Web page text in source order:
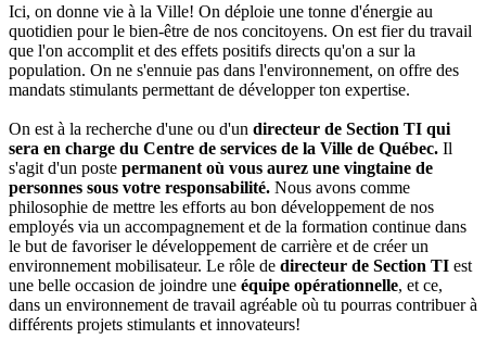
Ici, on donne vie à la Ville! On déploie une tonne d'énergie au
quotidien pour le bien-être de nos concitoyens. On est fier du travail
que l'on accomplit et des effets positifs directs qu'on a sur la
population. On ne s'ennuie pas dans l'environnement, on offre des
mandats stimulants permettant de développer ton expertise.
On est à la recherche d'une ou d'un directeur de Section TI qui
sera en charge du Centre de services de la Ville de Québec. Il
s'agit d'un poste permanent où vous aurez une vingtaine de
personnes sous votre responsabilité. Nous avons comme
philosophie de mettre les efforts au bon développement de nos
employés via un accompagnement et de la formation continue dans
le but de favoriser le développement de carrière et de créer un
environnement mobilisateur. Le rôle de directeur de Section TI est
une belle occasion de joindre une équipe opérationnelle, et ce,
dans un environnement de travail agréable où tu pourras contribuer à
différents projets stimulants et innovateurs!